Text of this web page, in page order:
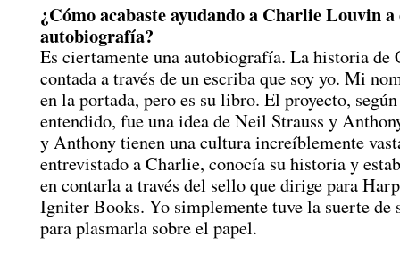
¿Cómo acabaste ayudando a Charlie Louvin
autobiografía?
Es ciertamente una autobiografía. La historia de
contada a través de un escriba que soy yo. Mi
en la portada, pero es su libro. El proyecto,
entendido, fue una idea de Neil Strauss y
y Anthony tienen una cultura increíblemente
entrevistado a Charlie, conocía su historia y
en contarla a través del sello que dirige para
Igniter Books. Yo simplemente tuve la suerte de
para plasmarla sobre el papel.